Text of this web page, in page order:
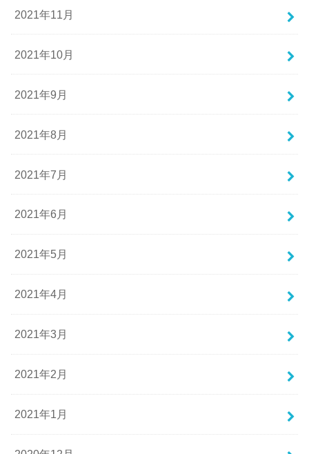
2021年11月
2021年10月
2021年9月
2021年8月
2021年7月
2021年6月
2021年5月
2021年4月
2021年3月
2021年2月
2021年1月